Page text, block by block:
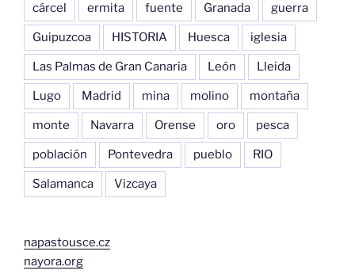
cárcel ermita fuente Granada guerra
Guipuzcoa HISTORIA Huesca iglesia
Las Palmas de Gran Canaria León Lleida
Lugo Madrid mina molino montaña
monte Navarra Orense oro pesca
población Pontevedra pueblo RIO
Salamanca Vizcaya
napastousce.cz
nayora.org